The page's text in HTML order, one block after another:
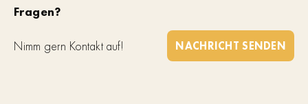
Fragen?
Nimm gern Kontakt auf! NACHRICHT SENDEN